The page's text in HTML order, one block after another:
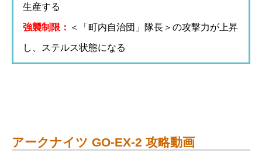
生産する
強襲制限： ＜「町内自治団」隊長＞の攻撃力が上昇
し、ステルス状態になる
アークナイツ GO-EX-2 攻略動画